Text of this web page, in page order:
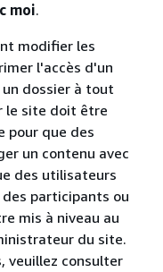
moi.
modifier les
l'accès d'un
dossier à tout
le site doit être
pour que des
un contenu avec
des utilisateurs
participants ou
mis à niveau au
du site.
veuillez consulter